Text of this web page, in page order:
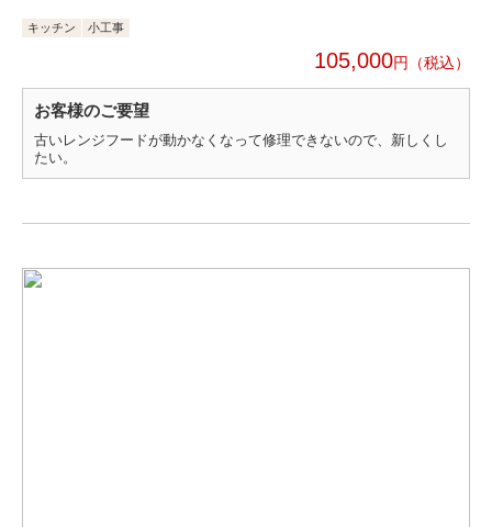
キッチン 小工事
105,000円
お客様のご要望
古いレンジフードが動かなくなって修理できないので、新しくし
たい。